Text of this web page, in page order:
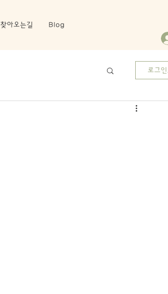
찾아오는길 Blog
로그